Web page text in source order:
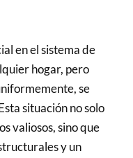
en el sistema de
hogar, pero
se
situación no solo
valiosos, sino que
y un